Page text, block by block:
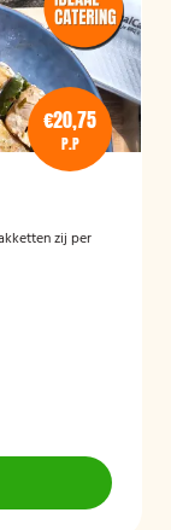
€20,75
P.P
zij per